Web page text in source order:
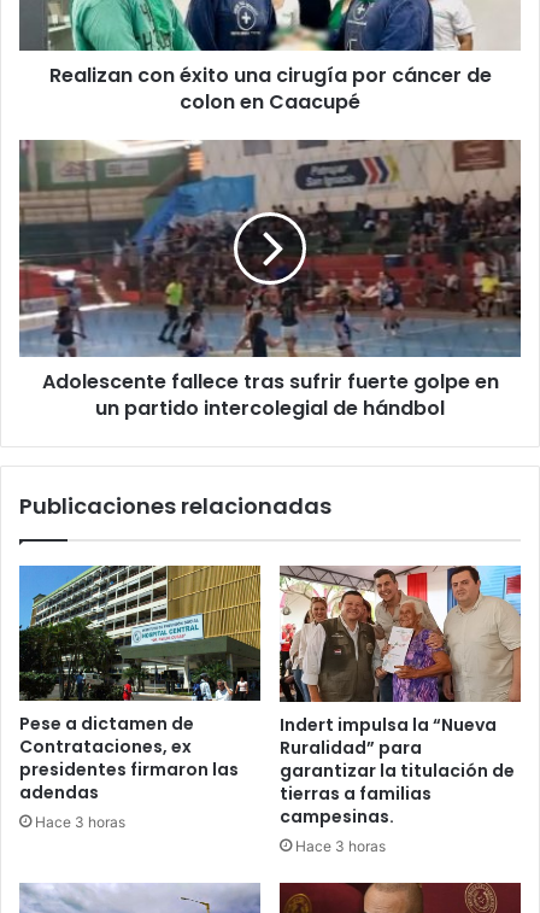
Realizan con éxito una cirugía por cáncer de
colon en Caacupé
Adolescente fallece tras sufrir fuerte golpe en
un partido intercolegial de hándbol
Publicaciones relacionadas
Pese a dictamen de
Contrataciones, ex
presidentes firmaron las
adendas
Hace 3 horas
Indert impulsa la “Nueva
Ruralidad” para
garantizar la titulación de
tierras a familias
campesinas.
Hace 3 horas